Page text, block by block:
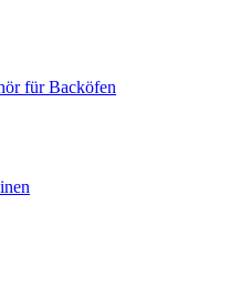
für Backöfen